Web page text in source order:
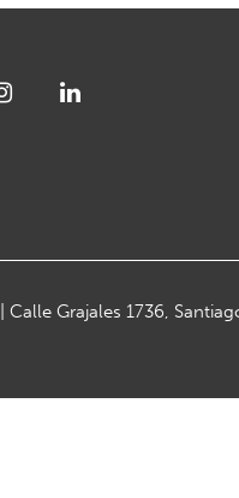
Grajales 1736,